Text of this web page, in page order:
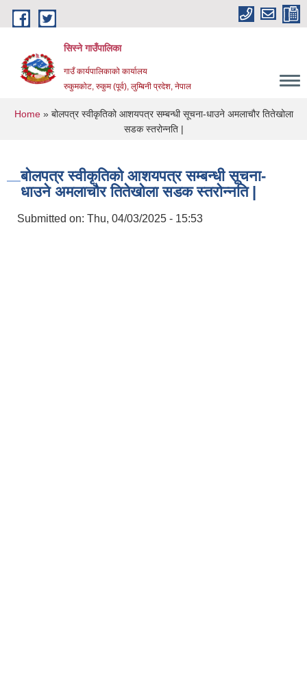
Skip to main content
सिस्ने गाउँपालिका
गाउँ कार्यपालिकाको कार्यालय
रुकुमकोट, रुकुम (पूर्व), लुम्बिनी प्रदेश, नेपाल
You are here
Home» बोलपत्र स्वीकृतिको आशयपत्र सम्बन्धी सूचना-धाउने अमलाचौर तितेखोला
सडक स्तरोन्नति |
बोलपत्र स्वीकृतिको आशयपत्र सम्बन्धी सूचना-
धाउने अमलाचौर तितेखोला सडक स्तरोन्नति |
Submitted on: Thu, 04/03/2025 - 15:53